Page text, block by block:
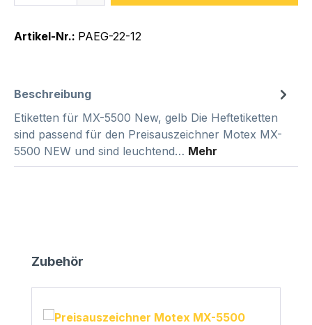
Artikel-Nr.: PAEG-22-12
Beschreibung
Etiketten für MX-5500 New, gelb Die Heftetiketten
sind passend für den Preisauszeichner Motex MX-
5500 NEW und sind leuchtend… Mehr
Produktgalerie überspringen
Zubehör